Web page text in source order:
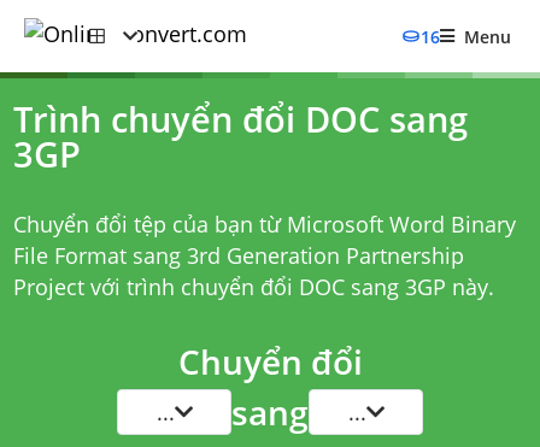
16 Menu
Trình chuyển đổi DOC sang
3GP
Chuyển đổi tệp của bạn từ Microsoft Word Binary
File Format sang 3rd Generation Partnership
Project với trình chuyển đổi DOC sang 3GP này.
Chuyển đổi
... sang ...